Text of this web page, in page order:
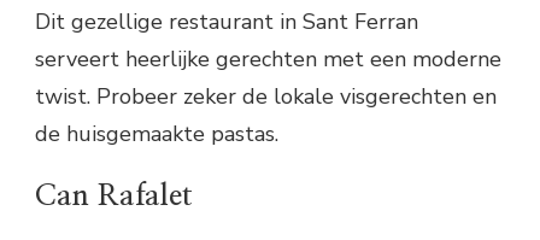
Dit gezellige restaurant in Sant Ferran
serveert heerlijke gerechten met een moderne
twist. Probeer zeker de lokale visgerechten en
de huisgemaakte pastas.
Can Rafalet